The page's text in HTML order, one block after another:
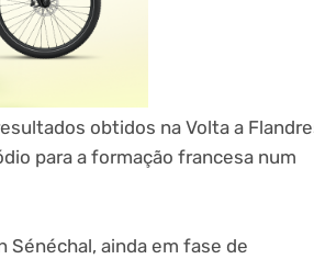
obtidos na Volta a
para a formação francesa num
Sénéchal, ainda em fase de